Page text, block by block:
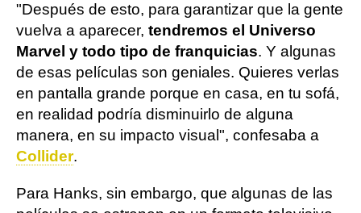
"Después de esto, para garantizar que la gente
vuelva a aparecer, tendremos el Universo
Marvel y todo tipo de franquicias. Y algunas
de esas películas son geniales. Quieres verlas
en pantalla grande porque en casa, en tu sofá,
en realidad podría disminuirlo de alguna
manera, en su impacto visual", confesaba a
Collider.
Para Hanks, sin embargo, que algunas de las